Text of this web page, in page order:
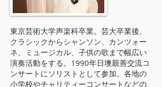
東京芸術大学声楽科卒業。芸大卒業後、
クラシックからシャンソン、カンツォー
ネ、ミュージカル、子供の歌まで幅広い
演奏活動をする。1990年日墺親善交流コ
ンサートにソリストとして参加。各地の
小学校やチャリティーコンサートなどの